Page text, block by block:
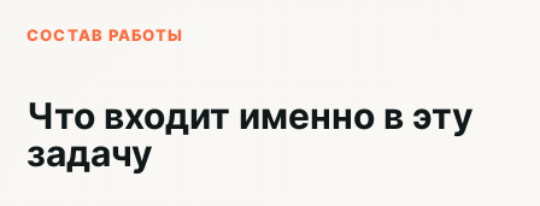
СОСТАВ РАБОТЫ
Что входит именно в эту
задачу